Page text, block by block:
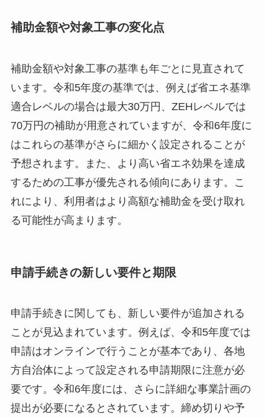
補助金額や対象工事の変化点
補助金額や対象工事の基準も年ごとに見直されて
います。令和5年度の基準では、例えば省エネ基準
適合レベルの場合は最大30万円、ZEHレベルでは
70万円の補助が用意されていますが、令和6年度に
はこれらの基準がさらに細かく設定されることが
予想されます。また、より高い省エネ効果を達成
するための工事が優先される傾向にあります。こ
れにより、利用者はより高額な補助金を受け取れ
る可能性が高まります。
申請手続きの新しい要件と期限
申請手続きに関しても、新しい要件が追加される
ことが見込まれています。例えば、令和5年度では
申請はオンラインで行うことが基本であり、各地
方自治体によって設定される申請期限に注意が必
要です。令和6年度には、さらに詳細な事業計画の
提出が必要になるとされています。締め切りや予